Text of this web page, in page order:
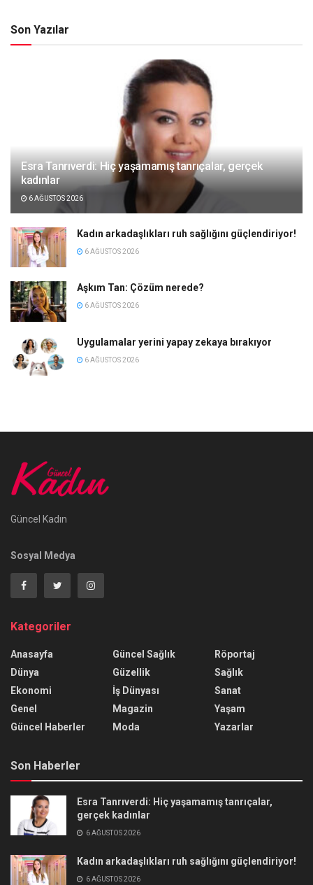
Son Yazılar
Esra Tanrıverdi: Hiç yaşamamış tanrıçalar, gerçek
kadınlar
6 AĞUSTOS 2026
Kadın arkadaşlıkları ruh sağlığını güçlendiriyor!
6 AĞUSTOS 2026
Aşkım Tan: Çözüm nerede?
6 AĞUSTOS 2026
Uygulamalar yerini yapay zekaya bırakıyor
6 AĞUSTOS 2026
Güncel Kadın
Sosyal Medya
Kategoriler
Anasayfa
Dünya
Ekonomi
Genel
Güncel Haberler
Güncel Sağlık
Güzellik
İş Dünyası
Magazin
Moda
Röportaj
Sağlık
Sanat
Yaşam
Yazarlar
Son Haberler
Esra Tanrıverdi: Hiç yaşamamış tanrıçalar,
gerçek kadınlar
6 AĞUSTOS 2026
Kadın arkadaşlıkları ruh sağlığını güçlendiriyor!
6 AĞUSTOS 2026